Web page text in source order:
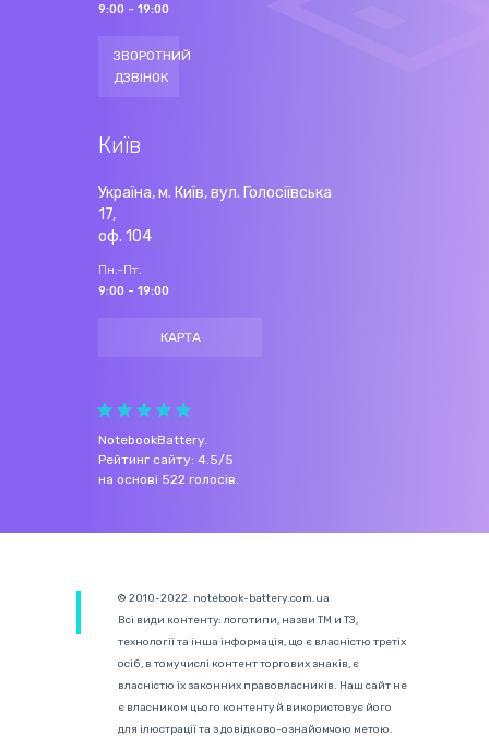
9:00 - 19:00
ЗВОРОТНИЙ
ДЗВІНОК
Київ
Україна, м. Київ, вул. Голосіївська
17,
оф. 104
Пн.-Пт.
9:00 - 19:00
КАРТА
NotebookBattery.
Рейтинг сайту: 4.5/5
на основі 522 голосів.
© 2010-2022. notebook-battery.com.ua
Всі види контенту: логотипи, назви ТМ и ТЗ,
технології та інша інформація, що є власністю третіх
осіб, в тому числі контент торгових знаків, є
власністю їх законних правовласників. Наш сайт не
є власником цього контенту й використовує його
для ілюстрації та з довідково-ознайомчою метою.